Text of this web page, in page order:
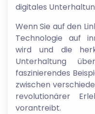
digitales
Wenn Sie auf den
Technologie auf
wird und die
Unterhaltung
faszinierendes
zwischen
revolutionärer
vorantreibt.